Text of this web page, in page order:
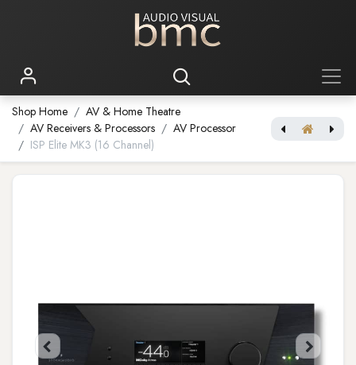
Shop Home
AV & Home Theatre
AV Receivers & Processors
AV Processor
ISP Elite MK3 (16 Channel)